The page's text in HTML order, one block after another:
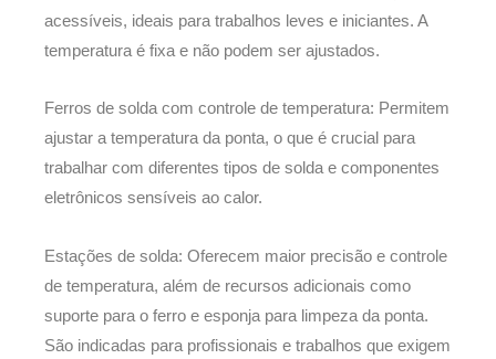
acessíveis, ideais para trabalhos leves e iniciantes. A
temperatura é fixa e não podem ser ajustados.
Ferros de solda com controle de temperatura: Permitem
ajustar a temperatura da ponta, o que é crucial para
trabalhar com diferentes tipos de solda e componentes
eletrônicos sensíveis ao calor.
Estações de solda: Oferecem maior precisão e controle
de temperatura, além de recursos adicionais como
suporte para o ferro e esponja para limpeza da ponta.
São indicadas para profissionais e trabalhos que exigem